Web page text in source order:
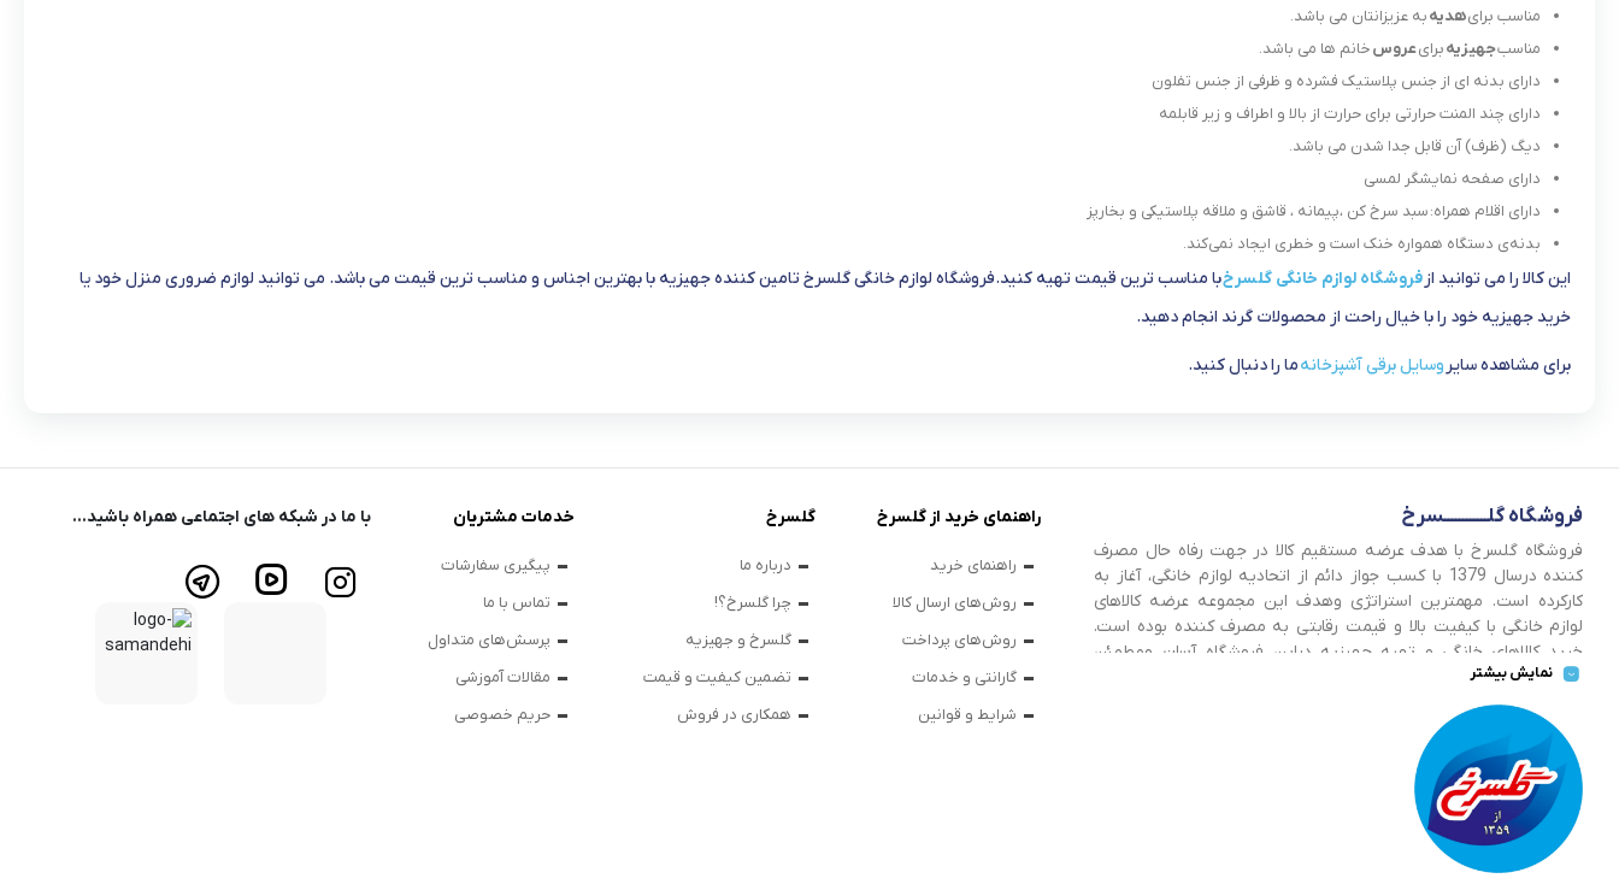
مناسب برایهدیهبه عزیزانتان می باشد.
مناسبجهیزیهبرایعروسخانم ها می باشد.
دارای بدنه ای از جنس پلاستیک فشرده و ظرفی از جنس تفلون
دارای چند المنت حرارتی برای حرارت از بالا و اطراف و زیر قابلمه
دیگ (ظرف) آن قابل جدا شدن می باشد.
دارای صفحه نمایشگر لمسی
دارای اقلام همراه:سبد سرخ کن ،پیمانه ، قاشق و ملاقه پلاستیکی و بخارپز
بدنه‌ی دستگاه همواره خنک است و خطری ایجاد نمی‌کند.
این کالا را می توانید از فروشگاه لوازم خانگی گلسرخبا مناسب ترین قیمت تهیه کنید.فروشگاه لوازم خانگی گلسرخ تامین کننده جهیزیه با بهترین اجناس و مناسب ترین قیمت می باشد. می توانید لوازم ضروری منزل خود یا
خرید جهیزیه خود را با خیال راحت از محصولات گرند انجام دهید.
برای مشاهده سایر وسایل برقی آشپزخانهما را دنبال کنید.
فروشگاه گلــــــــــــسرخ
فروشگاه گلسرخ با هدف عرضه مستقیم کالا در جهت رفاه حال مصرف
کننده درسال 1379 با کسب جواز دائم از اتحادیه لوازم خانگی، آغاز به
کارکرده است. مهمترین استراتژی وهدف این مجموعه عرضه کالاهای
لوازم خانگی با کیفیت بالا و قیمت رقابتی به مصرف کننده بوده است.
خرید کالاهای خانگی و تهیه جهیزیه دراین فروشگاه آسان ومطمئن
صورت می پذیرد . گسترش کسب وکارهای اینترنتی ما را بر آن داشت تا
با ایجاد فروشگاه اینترنتی گلسرخ به خدمت رسانی گسترده تر و با
شرایط بهتر بپردازیم.
نمایش بیشتر
راهنمای خرید از گلسرخ
راهنمای خرید
روش‌های ارسال کالا
روش‌های پرداخت
گارانتی و خدمات
شرایط و قوانین
گلسرخ
درباره ما
چرا گلسرخ؟!
گلسرخ و جهیزیه
تضمین کیفیت و قیمت
همکاری در فروش
خدمات مشتریان
پیگیری سفارشات
تماس با ما
پرسش‌های متداول
مقالات آموزشی
حریم خصوصی
با ما در شبکه های اجتماعی همراه باشید...